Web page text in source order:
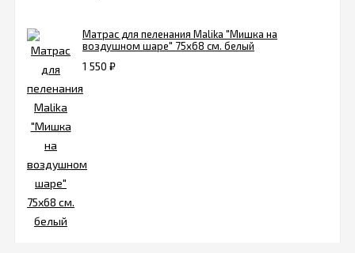
Матрас для пеленания Malika "Мишка на
воздушном шаре" 75х68 см. белый
1 550 ₽